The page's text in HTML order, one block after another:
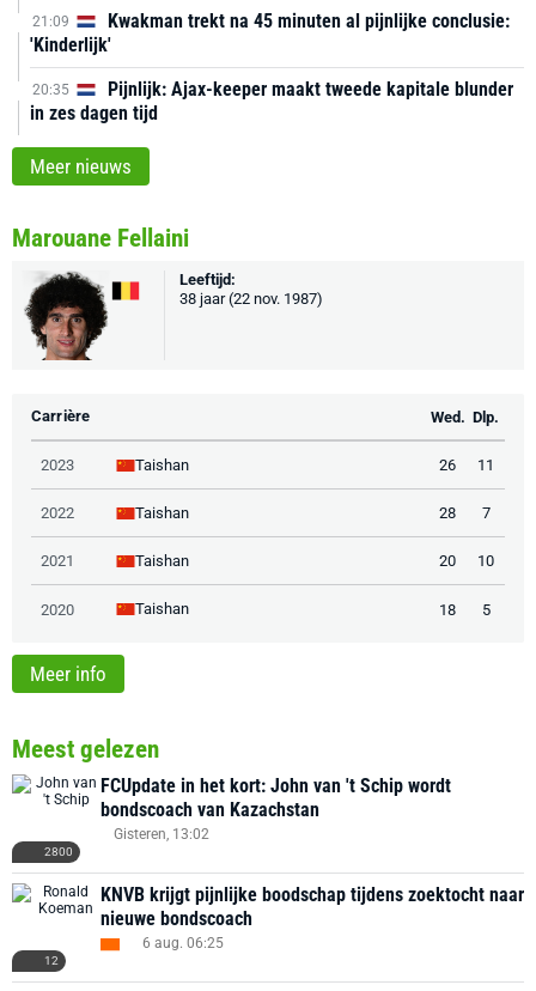
21:09
Kwakman trekt na 45 minuten al pijnlijke conclusie:
'Kinderlijk'
20:35
Pijnlijk: Ajax-keeper maakt tweede kapitale blunder
in zes dagen tijd
Meer nieuws
Marouane Fellaini
Leeftijd:
38 jaar (22 nov. 1987)
Carrière Wed. Dlp.
2023 Taishan 26 11
2022 Taishan 28 7
2021 Taishan 20 10
2020 Taishan 18 5
Meer info
Meest gelezen
2800
FCUpdate in het kort: John van 't Schip wordt
bondscoach van Kazachstan
Gisteren, 13:02
12
KNVB krijgt pijnlijke boodschap tijdens zoektocht naar
nieuwe bondscoach
6 aug. 06:25